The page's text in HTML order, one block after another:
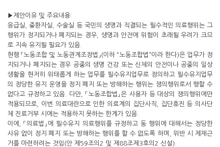
▶제안이유 및 주요내용:
응급실, 중환자실, 수술실 등 국민의 생명과 직결되는 필수적인 의료행위는 그
행위가 정지되거나 폐지되는 경우, 생명과 안전에 위험이 초래될 우려가 크므
로 지속 유지될 필요가 있음.
현행 「노동조합 및 노동관계조정법」(이하 “노동조합법”이라 한다)은 업무가 정
지되거나 폐지되는 경우 공중의 생명 건강 또는 신체의 안전이나 공중의 일상
생활을 현저히 위태롭게 하는 업무를 필수유지업무로 정의하고 필수유지업무
의 정당한 유지 운영을 정지 폐지 또는 방해하는 행위는 쟁의행위로서 행할 수
없다고 규정하고 있음. 다만, 「노동조합법」은 사용자 등 대상의 쟁의행위에만
적용되므로, 이번 의료대란으로 인한 의료계의 집단사직, 집단휴진 등 의사단
체 진료거부 시에는 적용하지 못하는 한계가 있음.
이에, 「의료법」에 필수유지 의료행위를 규정하고 동 행위에 대해서는 정당한
사유 없이 정지 폐지 또는 방해하는 행위를 할 수 없도록 하며, 위반 시 제재근
거를 마련하려는 것임(안 제59조의2 및 제88조제3호의2 신설).